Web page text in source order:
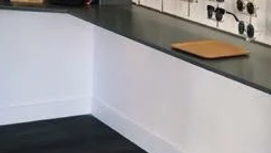
04 90 66 78 79